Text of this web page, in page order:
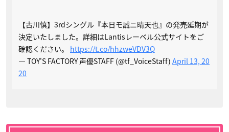
【古川慎】3rdシングル『本日モ誠ニ晴天也』の発売延期が
決定いたしました。詳細はLantisレーベル公式サイトをご
確認ください。 https://t.co/hhzweVDV3Q
— TOY'S FACTORY 声優STAFF (@tf_VoiceStaff) April 13, 20
20